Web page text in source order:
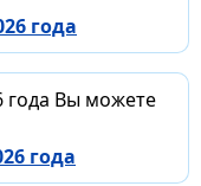
года
года Вы можете
года